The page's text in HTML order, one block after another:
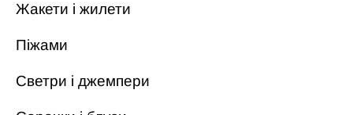
Жакети і жилети
Піжами
Светри і джемпери